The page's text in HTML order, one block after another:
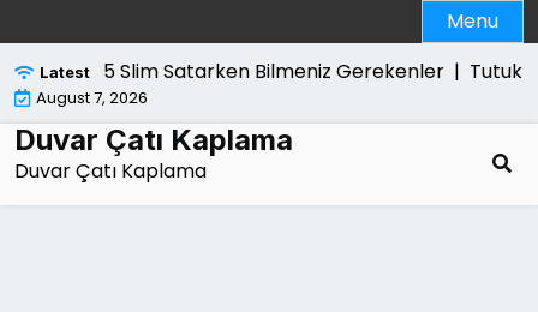
to
content
Menu
LatestPs5 Slim Satarken Bilmeniz Gerekenler |
August 7, 2026
Duvar Çatı Kaplama
Duvar Çatı Kaplama